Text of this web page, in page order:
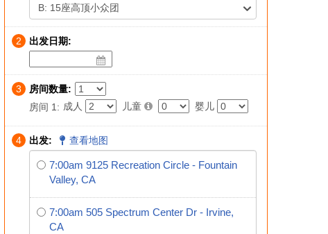
B: 15座高顶小众团
2 出发日期:
3
房间数量:
房间 1: 成人 儿童 婴儿
4 出发: 查看地图
7:00am 9125 Recreation Circle - Fountain
Valley, CA
7:00am 505 Spectrum Center Dr - Irvine,
CA